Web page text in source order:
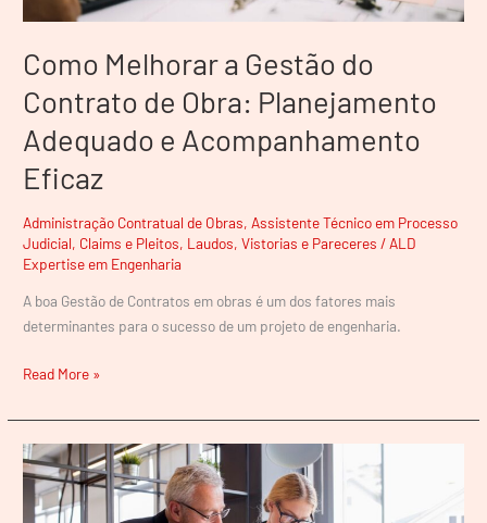
Como Melhorar a Gestão do
Contrato de Obra: Planejamento
Adequado e Acompanhamento
Eficaz
Administração Contratual de Obras, Assistente Técnico em Processo
Judicial, Claims e Pleitos, Laudos, Vistorias e Pareceres / ALD
Expertise em Engenharia
A boa Gestão de Contratos em obras é um dos fatores mais
determinantes para o sucesso de um projeto de engenharia.
Acompanhamento
Read More »
Ação
de
Inventário: